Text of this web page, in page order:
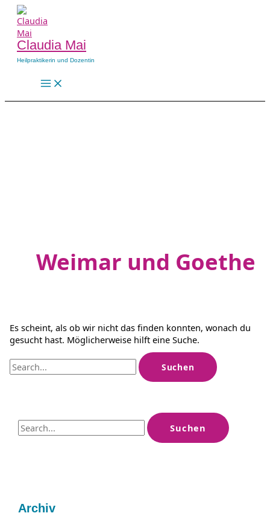
Zum
Inhalt
springen
Claudia Mai
Heilpraktikerin und Dozentin
Main
Weimar und Goethe
Es scheint, als ob wir nicht das finden konnten, wonach du
gesucht hast. Möglicherweise hilft eine Suche.
Suchen
nach:
S
u
n
Archiv